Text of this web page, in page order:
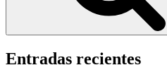
Entradas recientes